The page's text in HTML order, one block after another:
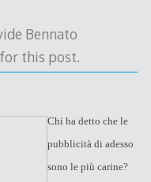
Bennato
this post.
Chi ha detto che le
pubblicità di adesso
sono le più carine?